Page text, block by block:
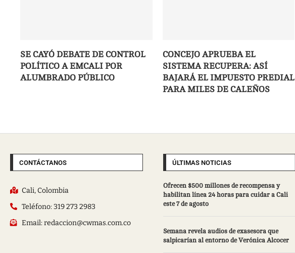
SE CAYÓ DEBATE DE CONTROL
POLÍTICO A EMCALI POR
ALUMBRADO PÚBLICO
CONCEJO APRUEBA EL
SISTEMA RECUPERA: ASÍ
BAJARÁ EL IMPUESTO PREDIAL
PARA MILES DE CALEÑOS
CONTÁCTANOS
Cali, Colombia
Teléfono: 319 273 2983
Email: redaccion@cwmas.com.co
ÚLTIMAS NOTICIAS
Ofrecen $500 millones de recompensa y
habilitan línea 24 horas para cuidar a Cali
este 7 de agosto
Semana revela audios de exasesora que
salpicarían al entorno de Verónica Alcocer